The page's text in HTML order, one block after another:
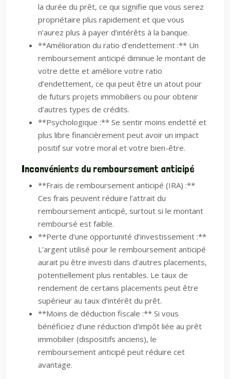
la durée du prêt, ce qui signifie que vous serez
propriétaire plus rapidement et que vous
n’aurez plus à payer d’intérêts à la banque.
**Amélioration du ratio d’endettement :** Un
remboursement anticipé diminue le montant de
votre dette et améliore votre ratio
d’endettement, ce qui peut être un atout pour
de futurs projets immobiliers ou pour obtenir
d’autres types de crédits.
**Psychologique :** Se sentir moins endetté et
plus libre financièrement peut avoir un impact
positif sur votre moral et votre bien-être.
Inconvénients du remboursement anticipé
**Frais de remboursement anticipé (IRA) :**
Ces frais peuvent réduire l’attrait du
remboursement anticipé, surtout si le montant
remboursé est faible.
**Perte d’une opportunité d’investissement :**
L’argent utilisé pour le remboursement anticipé
aurait pu être investi dans d’autres placements,
potentiellement plus rentables. Le taux de
rendement de certains placements peut être
supérieur au taux d’intérêt du prêt.
**Moins de déduction fiscale :** Si vous
bénéficiez d’une réduction d’impôt liée au prêt
immobilier (dispositifs anciens), le
remboursement anticipé peut réduire cet
avantage.